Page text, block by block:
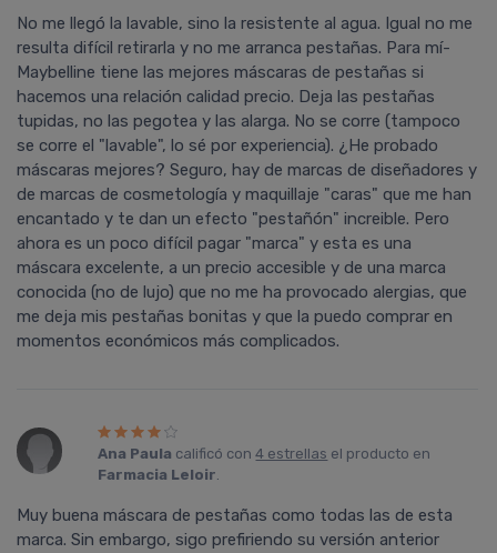
No me llegó la lavable, sino la resistente al agua. Igual no me
resulta difí­cil retirarla y no me arranca pestañas. Para mí­
Maybelline tiene las mejores máscaras de pestañas si
hacemos una relación calidad precio. Deja las pestañas
tupidas, no las pegotea y las alarga. No se corre (tampoco
se corre el "lavable", lo sé por experiencia). ¿He probado
máscaras mejores? Seguro, hay de marcas de diseñadores y
de marcas de cosmetologí­a y maquillaje "caras" que me han
encantado y te dan un efecto "pestañón" increible. Pero
ahora es un poco difí­cil pagar "marca" y esta es una
máscara excelente, a un precio accesible y de una marca
conocida (no de lujo) que no me ha provocado alergias, que
me deja mis pestañas bonitas y que la puedo comprar en
momentos económicos más complicados.
Ana Paula calificó con4 estrellas el producto en
Farmacia Leloir.
Muy buena máscara de pestañas como todas las de esta
marca. Sin embargo, sigo prefiriendo su versión anterior